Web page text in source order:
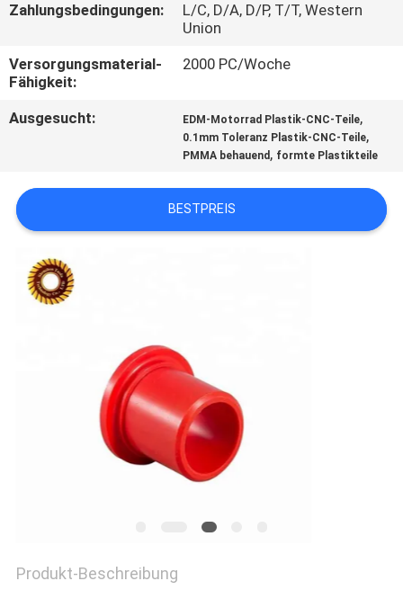
NEUIGKEITEN
BITTE
UM
SITEMAP
DATENSCHUTZRICHTLINIE
Zahlungsbedingungen:
L/C, D/A, D/P, T/T, Western
Union
Versorgungsmaterial-
Fähigkeit:
2000 PC/Woche
Ausgesucht: EDM-Motorrad Plastik-CNC-Teile,
0.1mm Toleranz Plastik-CNC-Teile,
PMMA behauend , formte Plastikteile
BESTPREIS
Produkt-Beschreibung